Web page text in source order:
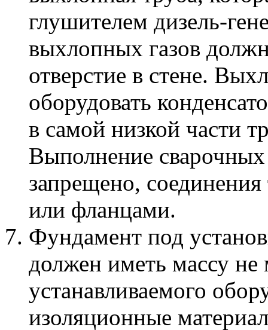
глушителем дизель-
выхлопных газов
отверстие в стене.
оборудовать
в самой низкой части
Выполнение сварочных
запрещено,
или фланцами.
Фундамент под
должен иметь массу
устанавливаемого
изоляционные